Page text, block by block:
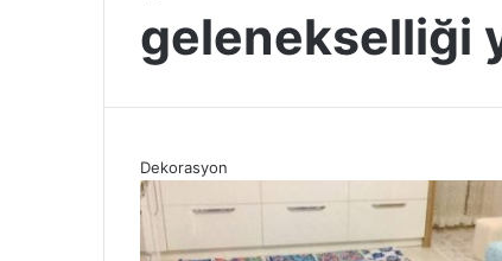
gelenekselliği
Dekorasyon